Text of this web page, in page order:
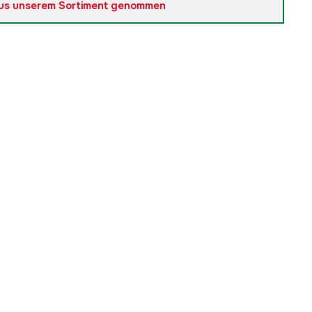
unserem Sortiment genommen